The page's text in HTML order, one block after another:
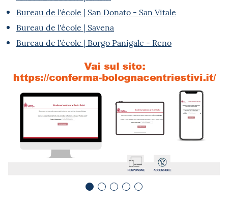
Bureau de l'école | San Donato - San Vitale
Bureau de l'école | Savena
Bureau de l'école | Borgo Panigale - Reno